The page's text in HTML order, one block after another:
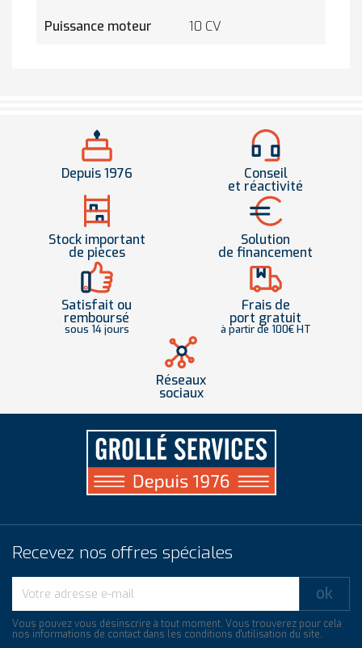
Puissance moteur 10 CV
Depuis 1976 Conseil
et réactivité
Stock important
de pièces
Solution
de financement
Satisfait ou
remboursé
sous 14 jours
Frais de
port gratuit
à partir de 100€ HT
Réseaux
sociaux
Recevez nos offres spéciales
Vous pouvez vous désinscrire à tout moment. Vous trouverez pour cela
nos informations de contact dans les conditions d'utilisation du site.